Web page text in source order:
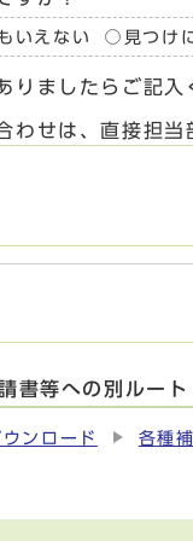
いえない 見つけ
りましたらご記入
わせは、直接担
書等への別ルート
ンロード 各種